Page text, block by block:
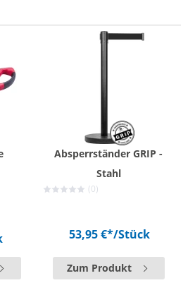
Absperrständer GRIP -
Stahl
(0)
53,95 €*/Stück
Zum Produkt